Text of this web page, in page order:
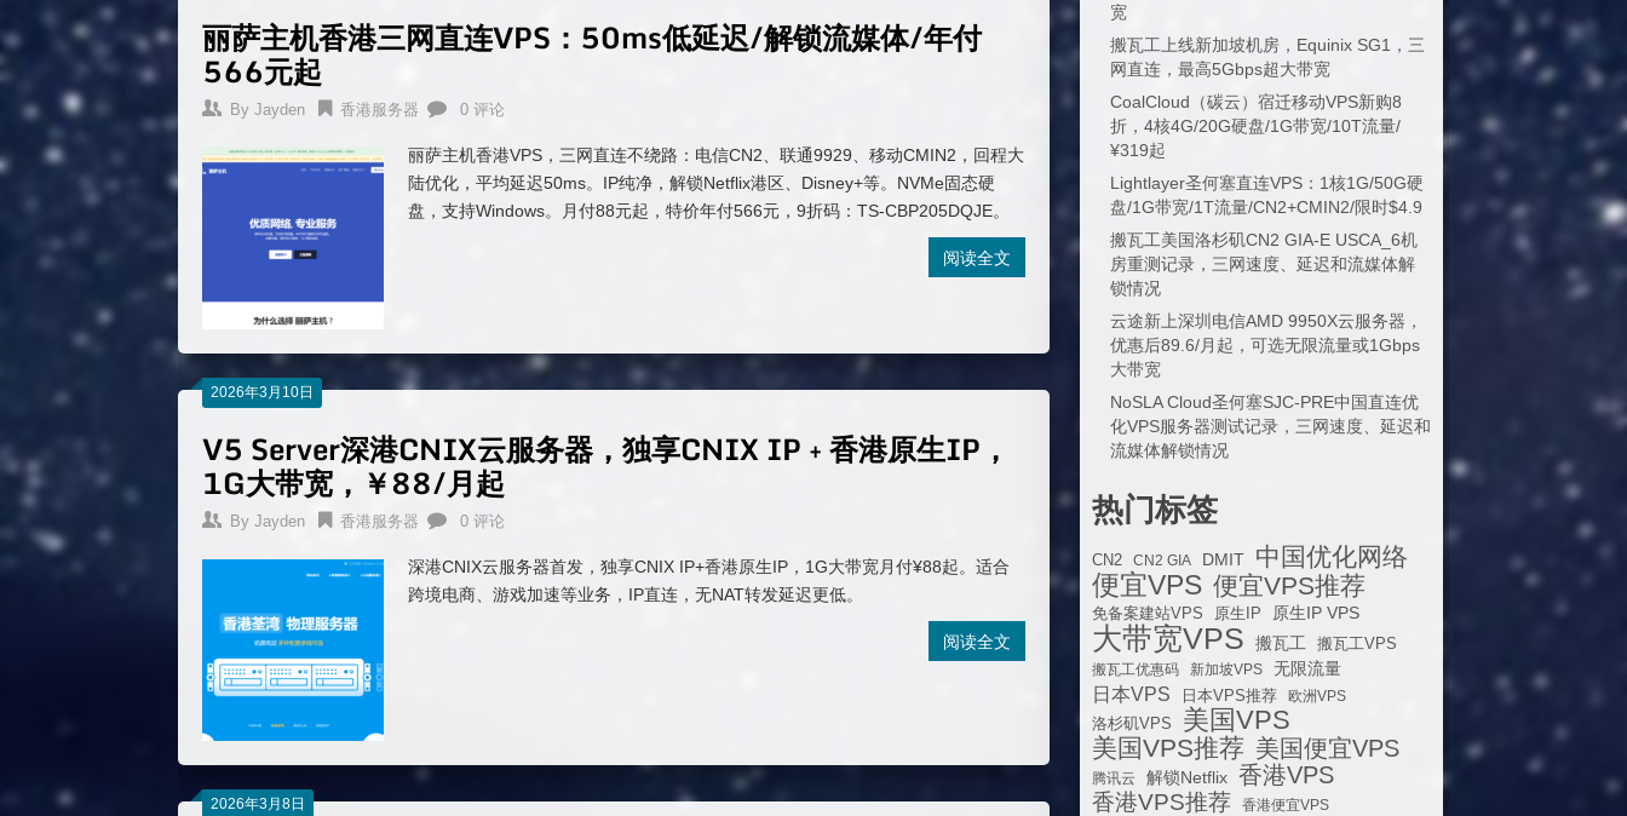
丽萨主机香港三网直连VPS：50ms低延迟/解锁流媒体/年付
566元起
By Jayden 香港服务器 0 评论
丽萨主机香港VPS，三网直连不绕路：电信CN2、联通9929、移动CMIN2，回程大
陆优化，平均延迟50ms。IP纯净，解锁Netflix港区、Disney+等。NVMe固态硬
盘，支持Windows。月付88元起，特价年付566元，9折码：TS-CBP205DQJE。
阅读全文
2026年3月10日
V5 Server深港CNIX云服务器，独享CNIX IP + 香港原生IP，
1G大带宽，￥88/月起
By Jayden 香港服务器 0 评论
深港CNIX云服务器首发，独享CNIX IP+香港原生IP，1G大带宽月付¥88起。适合
跨境电商、游戏加速等业务，IP直连，无NAT转发延迟更低。
阅读全文
2026年3月8日
宽
搬瓦工上线新加坡机房，Equinix SG1，三
网直连，最高5Gbps超大带宽
CoalCloud（碳云）宿迁移动VPS新购8
折，4核4G/20G硬盘/1G带宽/10T流量/
¥319起
Lightlayer圣何塞直连VPS：1核1G/50G硬
盘/1G带宽/1T流量/CN2+CMIN2/限时$4.9
搬瓦工美国洛杉矶CN2 GIA-E USCA_6机
房重测记录，三网速度、延迟和流媒体解
锁情况
云途新上深圳电信AMD 9950X云服务器，
优惠后89.6/月起，可选无限流量或1Gbps
大带宽
NoSLA Cloud圣何塞SJC-PRE中国直连优
化VPS服务器测试记录，三网速度、延迟和
流媒体解锁情况
热门标签
CN2 CN2 GIA DMIT 中国优化网络
便宜VPS 便宜VPS推荐
免备案建站VPS 原生IP 原生IP VPS
大带宽VPS 搬瓦工
搬瓦工VPS
搬瓦工优惠码
新加坡VPS 无限流量
日本VPS 日本VPS推荐
欧洲VPS
洛杉矶VPS
美国VPS
美国VPS推荐 美国便宜VPS
腾讯云 解锁Netflix 香港VPS
香港VPS推荐
香港便宜VPS